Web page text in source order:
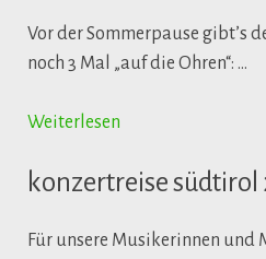
Vor der Sommerpause gibt’s
noch 3 Mal „auf die Ohren“: …
Weiterlesen
konzertreise südtirol
Für unsere Musikerinnen und